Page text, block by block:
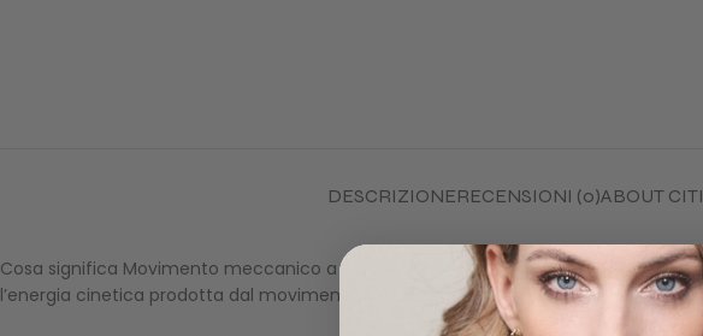
DESCRIZIONERECENSIONI (0)ABOUT
Cosa significa Movimento meccanico a carica automatica? Spesso definito
l’energia cinetica prodotta dal movimento naturale del polso di chi lo indossa.